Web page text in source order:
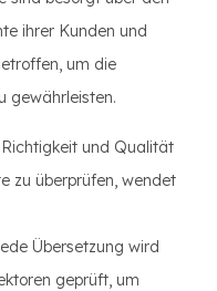
ihrer Kunden und
um die
gewährleisten.
und Qualität
zu überprüfen, wendet
Übersetzung wird
geprüft, um